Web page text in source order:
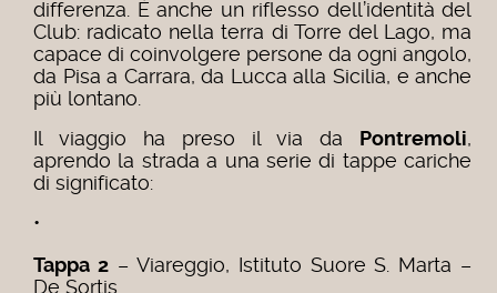
differenza. È anche un riflesso dell’identità del
Club: radicato nella terra di Torre del Lago, ma
capace di coinvolgere persone da ogni angolo,
da Pisa a Carrara, da Lucca alla Sicilia, e anche
più lontano.
Il viaggio ha preso il via da Pontremoli,
aprendo la strada a una serie di tappe cariche
di significato:
•
Tappa 2– Viareggio, Istituto Suore S. Marta –
De Sortis